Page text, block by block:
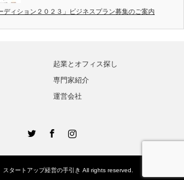
ディション２０２３」ビジネスプラン募集のご案内
起業とオフィス探し
専門家紹介
運営会社
スタートアップ経営の手引き All rights reserved.